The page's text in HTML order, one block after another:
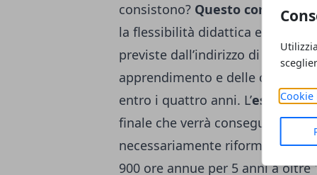
Cookie
consistono? Questo corso di
la flessibilità didattica e
previste dall’indirizzo di e il
apprendimento e delle
entro i quattro anni. L’esame di
finale che verrà conseguito
necessariamente riformulare
900 ore annue per 5 anni a